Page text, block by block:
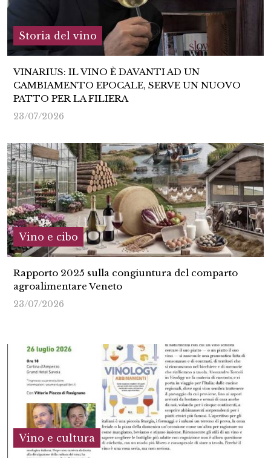
Storia del vino
VINARIUS: IL VINO È DAVANTI AD UN
CAMBIAMENTO EPOCALE, SERVE UN NUOVO
PATTO PER LA FILIERA
23/07/2026
Vino e cibo
Rapporto 2025 sulla congiuntura del comparto
agroalimentare Veneto
23/07/2026
Vino e cultura